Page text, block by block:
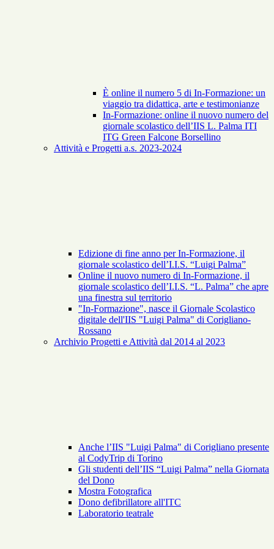
È online il numero 5 di In-Formazione: un
viaggio tra didattica, arte e testimonianze
In-Formazione: online il nuovo numero del
giornale scolastico dell’IIS L. Palma ITI
ITG Green Falcone Borsellino
Attività e Progetti a.s. 2023-2024
Edizione di fine anno per In-Formazione, il
giornale scolastico dell’I.I.S. “Luigi Palma”
Online il nuovo numero di In-Formazione, il
giornale scolastico dell’I.I.S. “L. Palma” che apre
una finestra sul territorio
"In-Formazione", nasce il Giornale Scolastico
digitale dell'IIS "Luigi Palma" di Corigliano-
Rossano
Archivio Progetti e Attività dal 2014 al 2023
Anche l’IIS "Luigi Palma" di Corigliano presente
al CodyTrip di Torino
Gli studenti dell’IIS “Luigi Palma” nella Giornata
del Dono
Mostra Fotografica
Dono defibrillatore all'ITC
Laboratorio teatrale